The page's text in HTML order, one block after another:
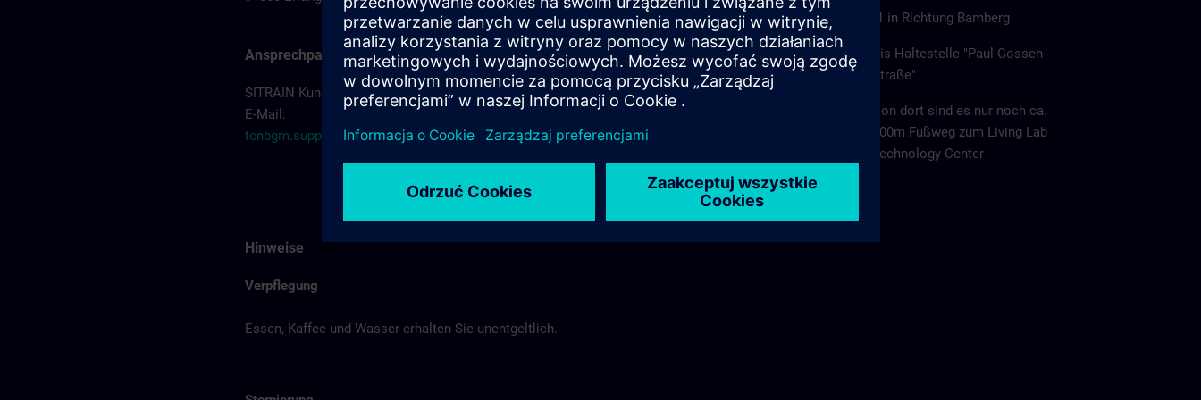
Ansprechpartner
SITRAIN Kundenberatung Nürnberg
E-Mail:
tcnbgm.support.industry@siemens.com
Buchung selbst vorzunehmen.
Linie S1 in Richtung Bamberg
Bis Haltestelle "Paul-Gossen-
Straße"
Von dort sind es nur noch ca.
800m Fußweg zum Living Lab
Technology Center
Hinweise
Verpflegung
Essen, Kaffee und Wasser erhalten Sie unentgeltlich.